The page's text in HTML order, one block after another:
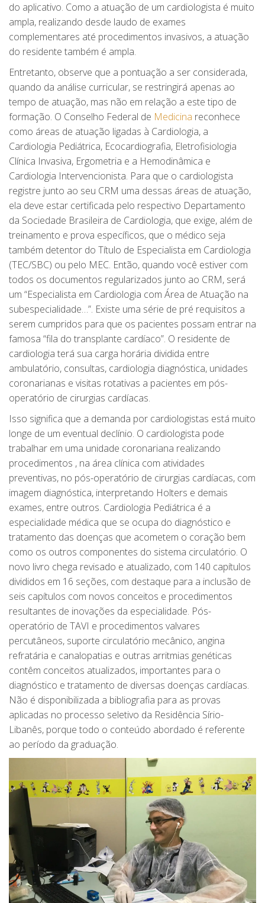
do aplicativo. Como a atuação de um cardiologista é muito
ampla, realizando desde laudo de exames
complementares até procedimentos invasivos, a atuação
do residente também é ampla.
Entretanto, observe que a pontuação a ser considerada,
quando da análise curricular, se restringirá apenas ao
tempo de atuação, mas não em relação a este tipo de
formação. O Conselho Federal de Medicina reconhece
como áreas de atuação ligadas à Cardiologia, a
Cardiologia Pediátrica, Ecocardiografia, Eletrofisiologia
Clínica Invasiva, Ergometria e a Hemodinâmica e
Cardiologia Intervencionista. Para que o cardiologista
registre junto ao seu CRM uma dessas áreas de atuação,
ela deve estar certificada pelo respectivo Departamento
da Sociedade Brasileira de Cardiologia, que exige, além de
treinamento e prova específicos, que o médico seja
também detentor do Título de Especialista em Cardiologia
(TEC/SBC) ou pelo MEC. Então, quando você estiver com
todos os documentos regularizados junto ao CRM, será
um “Especialista em Cardiologia com Área de Atuação na
subespecialidade…”. Existe uma série de pré requisitos a
serem cumpridos para que os pacientes possam entrar na
famosa “fila do transplante cardíaco”. O residente de
cardiologia terá sua carga horária dividida entre
ambulatório, consultas, cardiologia diagnóstica, unidades
coronarianas e visitas rotativas a pacientes em pós-
operatório de cirurgias cardíacas.
Isso significa que a demanda por cardiologistas está muito
longe de um eventual declínio. O cardiologista pode
trabalhar em uma unidade coronariana realizando
procedimentos , na área clínica com atividades
preventivas, no pós-operatório de cirurgias cardíacas, com
imagem diagnóstica, interpretando Holters e demais
exames, entre outros. Cardiologia Pediátrica é a
especialidade médica que se ocupa do diagnóstico e
tratamento das doenças que acometem o coração bem
como os outros componentes do sistema circulatório. O
novo livro chega revisado e atualizado, com 140 capítulos
divididos em 16 seções, com destaque para a inclusão de
seis capítulos com novos conceitos e procedimentos
resultantes de inovações da especialidade. Pós-
operatório de TAVI e procedimentos valvares
percutâneos, suporte circulatório mecânico, angina
refratária e canalopatias e outras arritmias genéticas
contêm conceitos atualizados, importantes para o
diagnóstico e tratamento de diversas doenças cardíacas.
Não é disponibilizada a bibliografia para as provas
aplicadas no processo seletivo da Residência Sírio-
Libanês, porque todo o conteúdo abordado é referente
ao período da graduação.